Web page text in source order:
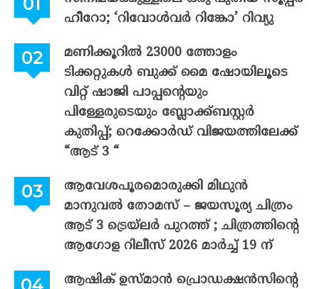
ഹീറോ; ‘റിവോൾവർ റിങ്കോ’ റിവ്യു
മണിക്കൂറിൽ 23000 ത്തോളം
ടിക്കറ്റുകൾ ബുക്ക് മൈ ഷോയിലൂടെ
വിറ്റ് ഷാജി പാപ്പന്റെയും
പിള്ളേരുടെയും ബ്ലോക്ക്ബസ്റ്റർ
കുതിപ്പ്; റെക്കോർഡ് വിജയത്തിലേക്ക്
“ആട് 3 “
ആവേശപൂരമൊരുക്കി മിഥുൻ
മാനുവൽ തോമസ് – ജയസൂര്യ ചിത്രം
ആട് 3 ട്രെയ്‌ലർ പുറത്ത് ; ചിത്രത്തിന്റെ
ആഗോള റിലീസ് 2026 മാർച്ച് 19 ന്
ആഷിക് ഉസ്മാൻ പ്രൊഡക്ഷൻസിന്റെ